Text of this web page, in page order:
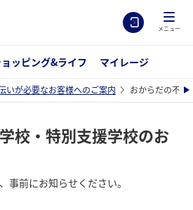
メニュー
ッピング&ライフ マイレージ
いが必要なお客様へのご案内 おからだの不自
校・特別支援学校のお
事前にお知らせください。